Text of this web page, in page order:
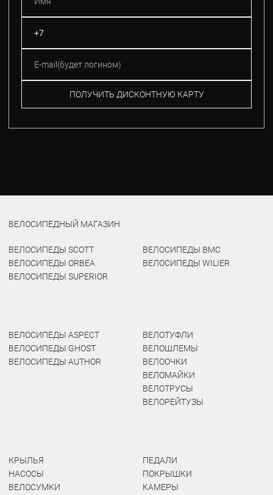
ПОЛУЧИТЬ ДИСКОНТНУЮ КАРТУ
ВЕЛОСИПЕДНЫЙ МАГАЗИН
ВЕЛОСИПЕДЫ SCOTT
ВЕЛОСИПЕДЫ ORBEA
ВЕЛОСИПЕДЫ SUPERIOR
ВЕЛОСИПЕДЫ BMC
ВЕЛОСИПЕДЫ WILIER
ВЕЛОСИПЕДЫ ASPECT
ВЕЛОСИПЕДЫ GHOST
ВЕЛОСИПЕДЫ AUTHOR
ВЕЛОТУФЛИ
ВЕЛОШЛЕМЫ
ВЕЛООЧКИ
ВЕЛОМАЙКИ
ВЕЛОТРУСЫ
ВЕЛОРЕЙТУЗЫ
КРЫЛЬЯ
НАСОСЫ
ВЕЛОСУМКИ
ПЕДАЛИ
ПОКРЫШКИ
КАМЕРЫ